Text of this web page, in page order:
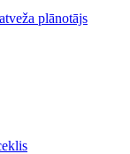
plānotājs